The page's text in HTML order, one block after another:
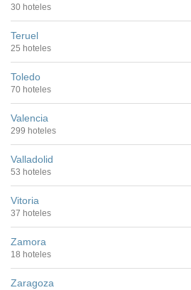
30 hoteles
Teruel
25 hoteles
Toledo
70 hoteles
Valencia
299 hoteles
Valladolid
53 hoteles
Vitoria
37 hoteles
Zamora
18 hoteles
Zaragoza